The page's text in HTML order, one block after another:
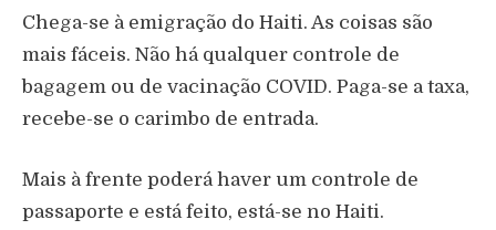
Chega-se à emigração do Haiti. As coisas são
mais fáceis. Não há qualquer controle de
bagagem ou de vacinação COVID. Paga-se a taxa,
recebe-se o carimbo de entrada.
Mais à frente poderá haver um controle de
passaporte e está feito, está-se no Haiti.